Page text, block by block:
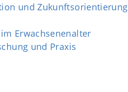
und Zukunftsorientierung
Erwachsenenalter
und Praxis